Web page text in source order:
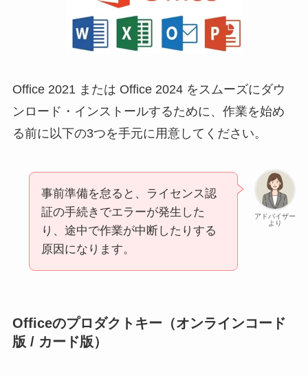
Office 2021 または Office 2024 をスムーズにダウ
ンロード・インストールするために、作業を始め
る前に以下の3つを手元に用意してください。
アドバイザー
より
事前準備を怠ると、ライセンス認
証の手続きでエラーが発生した
り、途中で作業が中断したりする
原因になります。
Officeのプロダクトキー（オンラインコード
版 / カード版）